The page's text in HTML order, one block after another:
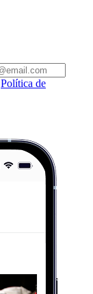
Política de